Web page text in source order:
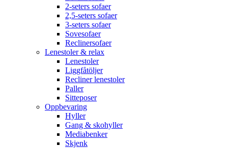
2-seters sofaer
2,5-seters sofaer
3-seters sofaer
Sovesofaer
Reclinersofaer
Lenestoler & relax
Lenestoler
Liggfåtöljer
Recliner lenestoler
Paller
Sitteposer
Oppbevaring
Hyller
Gang & skohyller
Mediabenker
Skjenk